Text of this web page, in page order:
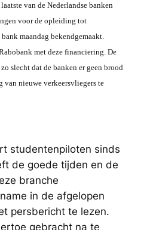
van de Nederlandse banken
voor de opleiding tot
maandag bekendgemaakt.
met deze financiering. De
slecht dat de banken er geen brood
van nieuwe verkeersvliegers te
studentenpiloten sinds
de goede tijden en de
branche
in de afgelopen
persbericht te lezen.
gebracht na te